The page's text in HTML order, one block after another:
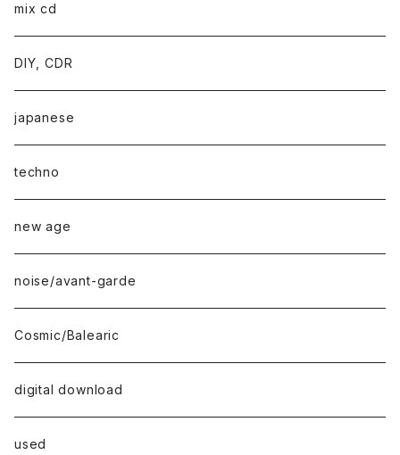
mix cd
DIY, CDR
japanese
techno
new age
noise/avant-garde
Cosmic/Balearic
digital download
used